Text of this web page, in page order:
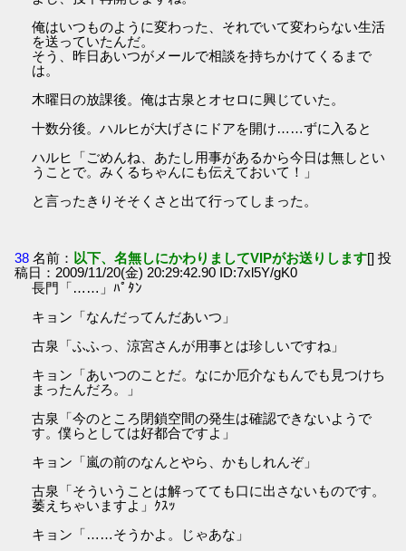
俺はいつものように変わった、それでいて変わらない生活
を送っていたんだ。
そう、昨日あいつがメールで相談を持ちかけてくるまで
は。
木曜日の放課後。俺は古泉とオセロに興じていた。
十数分後。ハルヒが大げさにドアを開け……ずに入ると
ハルヒ「ごめんね、あたし用事があるから今日は無しとい
うことで。みくるちゃんにも伝えておいて！」
と言ったきりそそくさと出て行ってしまった。
38 名前： 以下、名無しにかわりましてVIPがお送りします[] 投
稿日：2009/11/20(金) 20:29:42.90 ID:7xl5Y/gK0
長門「……」ﾊﾟﾀﾝ
キョン「なんだってんだあいつ」
古泉「ふふっ、涼宮さんが用事とは珍しいですね」
キョン「あいつのことだ。なにか厄介なもんでも見つけち
まったんだろ。」
古泉「今のところ閉鎖空間の発生は確認できないようで
す。僕らとしては好都合ですよ」
キョン「嵐の前のなんとやら、かもしれんぞ」
古泉「そういうことは解ってても口に出さないものです。
萎えちゃいますよ」ｸｽｯ
キョン「……そうかよ。じゃあな」